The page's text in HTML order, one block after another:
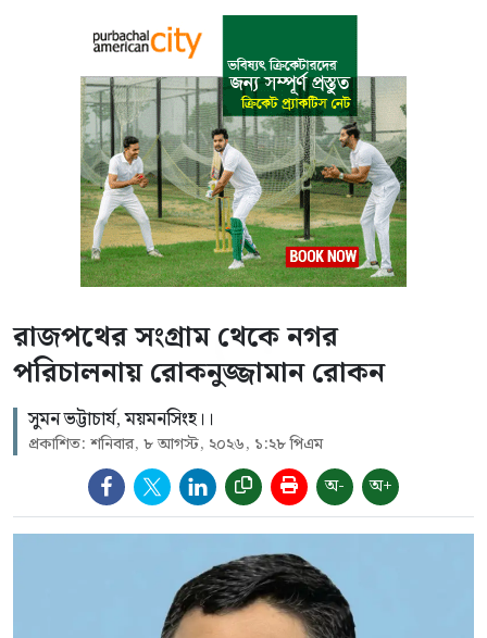
রাজপথের সংগ্রাম থেকে নগর
পরিচালনায় রোকনুজ্জামান রোকন
সুমন ভট্টাচার্য, ময়মনসিংহ।।
প্রকাশিত: শনিবার, ৮ আগস্ট, ২০২৬, ১:২৮ পিএম
অ- অ+